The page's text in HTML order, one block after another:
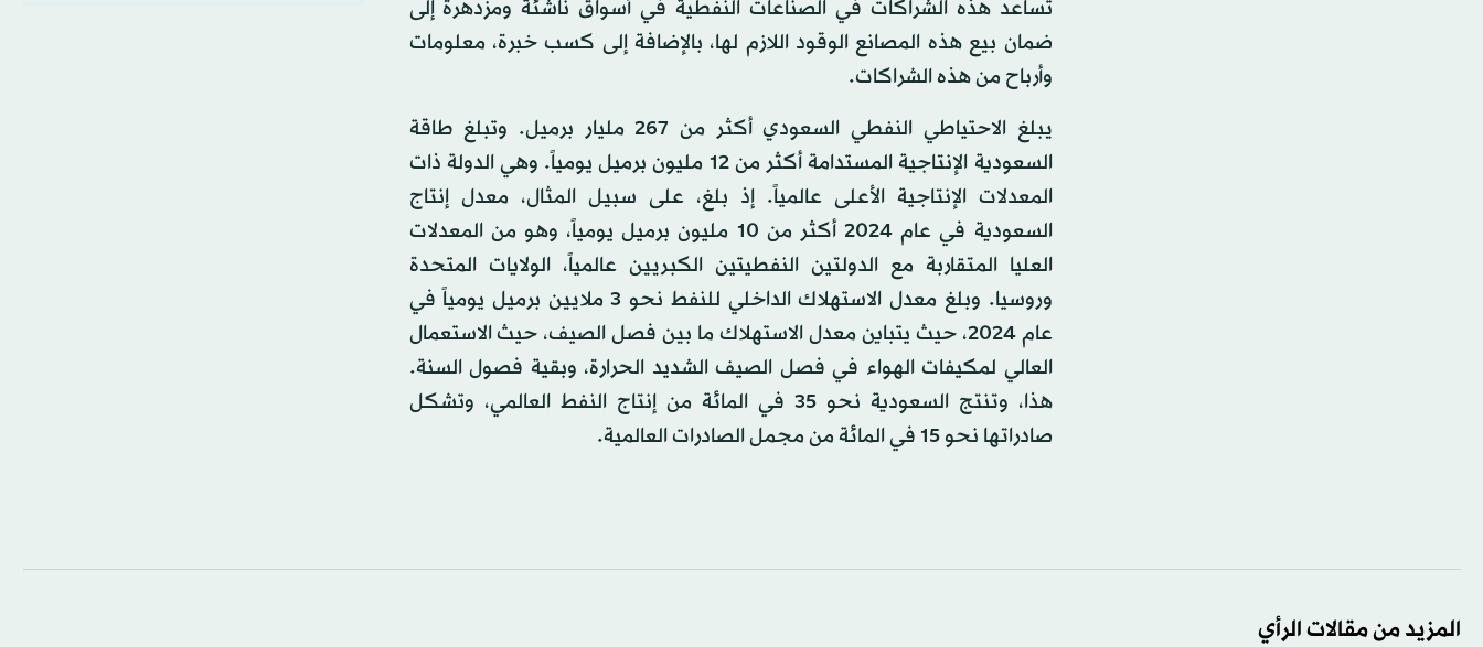
تساعد هذه الشراكات في الصناعات النفطية في أسواق ناشئة ومزدهرة إلى
ضمان بيع هذه المصانع الوقود اللازم لها، بالإضافة إلى كسب خبرة، معلومات
وأرباح من هذه الشراكات.
يبلغ الاحتياطي النفطي السعودي أكثر من 267 مليار برميل. وتبلغ طاقة
السعودية الإنتاجية المستدامة أكثر من 12 مليون برميل يومياً. وهي الدولة ذات
المعدلات الإنتاجية الأعلى عالمياً. إذ بلغ، على سبيل المثال، معدل إنتاج
السعودية في عام 2024 أكثر من 10 مليون برميل يومياً، وهو من المعدلات
العليا المتقاربة مع الدولتين النفطيتين الكبريين عالمياً، الولايات المتحدة
وروسيا. وبلغ معدل الاستهلاك الداخلي للنفط نحو 3 ملايين برميل يومياً في
عام 2024، حيث يتباين معدل الاستهلاك ما بين فصل الصيف، حيث الاستعمال
العالي لمكيفات الهواء في فصل الصيف الشديد الحرارة، وبقية فصول السنة.
هذا، وتنتج السعودية نحو 35 في المائة من إنتاج النفط العالمي، وتشكل
صادراتها نحو 15 في المائة من مجمل الصادرات العالمية.
المزيد من مقالات الرأي